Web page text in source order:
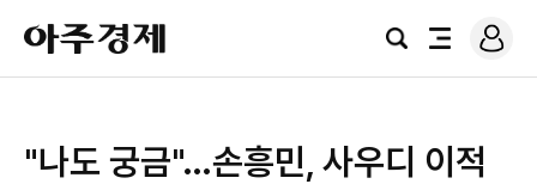
아
주
경
검
전
로
그
"나도 궁금"…손흥민, 사우디 이적